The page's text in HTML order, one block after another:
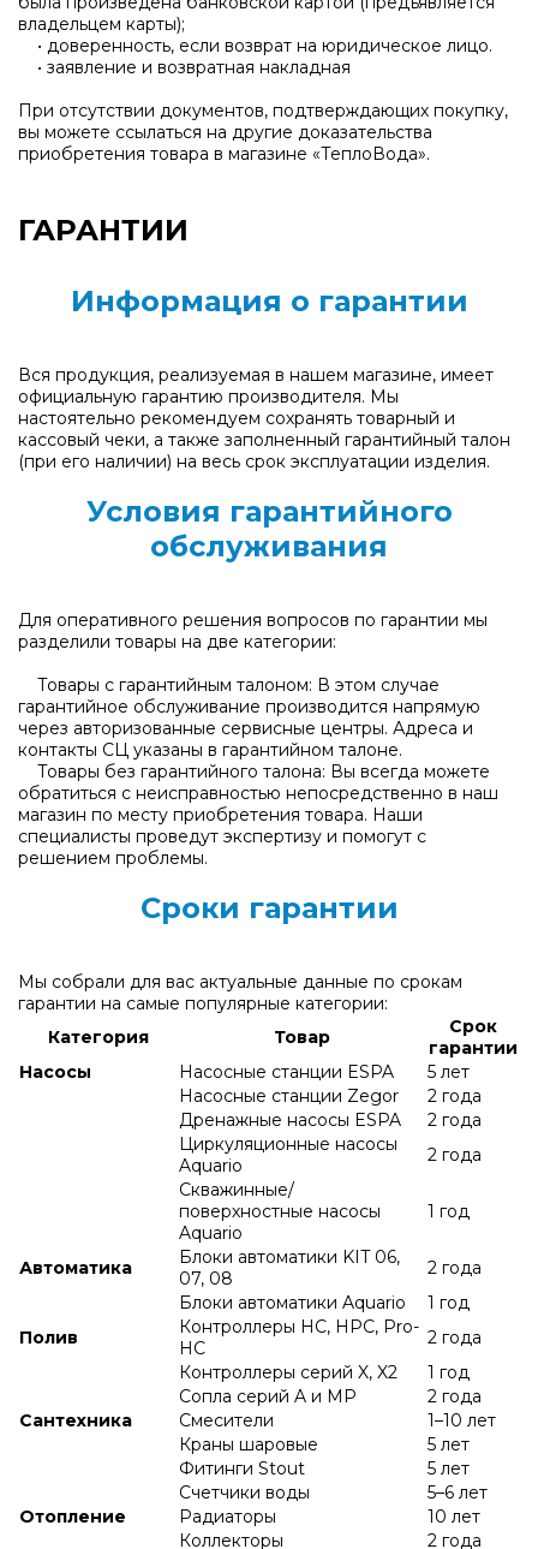
владельцем карты);
• доверенность, если возврат на юридическое лицо.
• заявление и возвратная накладная
При отсутствии документов, подтверждающих покупку,
вы можете ссылаться на другие доказательства
приобретения товара в магазине «ТеплоВода».
ГАРАНТИИ
Информация о гарантии
Вся продукция, реализуемая в нашем магазине, имеет
официальную гарантию производителя. Мы
настоятельно рекомендуем сохранять товарный и
кассовый чеки, а также заполненный гарантийный талон
(при его наличии) на весь срок эксплуатации изделия.
Условия гарантийного
обслуживания
Для оперативного решения вопросов по гарантии мы
разделили товары на две категории:
Товары с гарантийным талоном: В этом случае
гарантийное обслуживание производится напрямую
через авторизованные сервисные центры. Адреса и
контакты СЦ указаны в гарантийном талоне.
Товары без гарантийного талона: Вы всегда можете
обратиться с неисправностью непосредственно в наш
магазин по месту приобретения товара. Наши
специалисты проведут экспертизу и помогут с
решением проблемы.
Сроки гарантии
Мы собрали для вас актуальные данные по срокам
гарантии на самые популярные категории:
Категория
Товар
Срок
гарантии
Насосы
Насосные станции ESPA
5 лет
Насосные станции Zegor
2 года
Дренажные насосы ESPA
2 года
Циркуляционные насосы
Aquario
2 года
Скважинные/
поверхностные насосы
Aquario
1 год
Автоматика
Блоки автоматики KIT 06,
07, 08
2 года
Блоки автоматики Aquario
1 год
Полив
Контроллеры HC, HPC, Pro-
HC
2 года
Контроллеры серий X, X2
1 год
Сопла серий A и МР
2 года
Сантехника
Смесители
1–10 лет
Краны шаровые
5 лет
Фитинги Stout
5 лет
Счетчики воды
5–6 лет
Отопление
Радиаторы
10 лет
Коллекторы
2 года